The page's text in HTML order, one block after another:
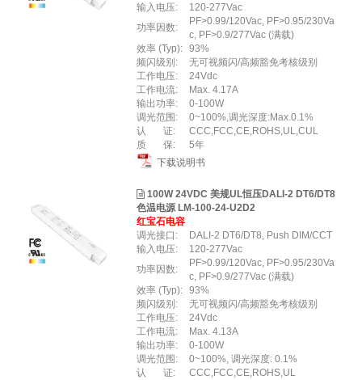
输入电压:
120-277Vac
功率因数:
PF>0.99/120Vac, PF>0.95/230Va
c, PF>0.9/277Vac (满载)
效率 (Typ): 93%
频闪级别:
无可视频闪/高频豁免考核级别
工作电压:
24Vdc
工作电流:
Max. 4.17A
输出功率:
0-100W
调光范围:
0~100%,调光深度:Max.0.1%
认 证:
CCC,FCC,CE,ROHS,UL,CUL
质 保:
5年
下载说明书
100W 24VDC 美规UL恒压DALI-2 DT6/DT8
色温电源 LM-100-24-U2D2
红宝石电容
调光接口:
DALI-2 DT6/DT8, Push DIM/CCT
输入电压:
120-277Vac
功率因数:
PF>0.99/120Vac, PF>0.95/230Va
c, PF>0.9/277Vac (满载)
效率 (Typ): 93%
频闪级别:
无可视频闪/高频豁免考核级别
工作电压:
24Vdc
工作电流:
Max. 4.13A
输出功率:
0-100W
调光范围:
0~100%, 调光深度: 0.1%
认 证:
CCC,FCC,CE,ROHS,UL